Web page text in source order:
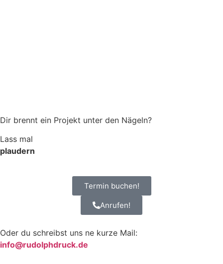
Dir brennt ein Projekt unter den Nägeln?
Lass mal
plaudern
Termin buchen!
Anrufen!
Oder du schreibst uns ne kurze Mail:
info@rudolphdruck.de